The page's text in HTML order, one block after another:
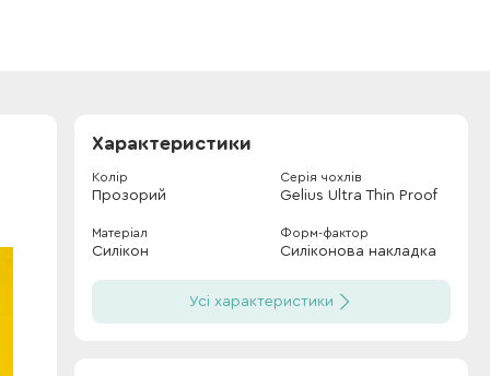
Характеристики
Колір
Прозорий
Серія чохлів
Gelius Ultra Thin Proof
Матеріал
Силікон
Форм-фактор
Силіконова накладка
Усі характеристики